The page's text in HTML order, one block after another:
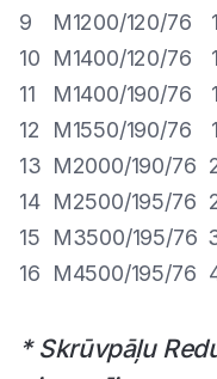
procesu, jo
skrūvpāļu montāžas.
Kāpēc skrūvpāļi
Atšķirībā no betona
būtiski samazina
uzstādīšana ir ļoti
uzstādīšanas arī
9
M1200/120/76
10
M1400/120/76
11
M1400/190/76
12
M1550/190/76
13 M2000/190/76
14 M2500/195/76
15
M3500/195/76
16
M4500/195/76
* Skrūvpāļu